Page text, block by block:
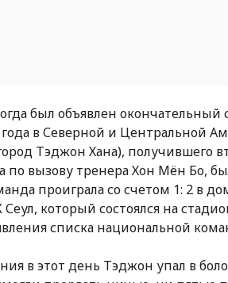
был объявлен
года в Северной и Центральной
Тэджон Хана), получившего
по вызову тренера Хон Мён Бо,
проиграла со счетом 1: 2 в
который состоялся на
списка национальной
в этот день Тэджон упал в